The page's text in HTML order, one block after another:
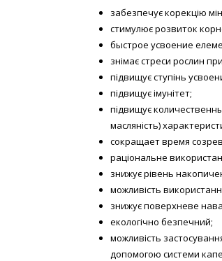
забезпечує корекцію
стимулює розвиток
быстрое усвоение
знімає стреси рослин
підвищує ступінь
підвищує імунітет;
підвищує
масляність)
сокращает время
раціональне
знижує рівень
можливість
знижує поверхневе
екологічно безпечний;
можливість
допомогою системи